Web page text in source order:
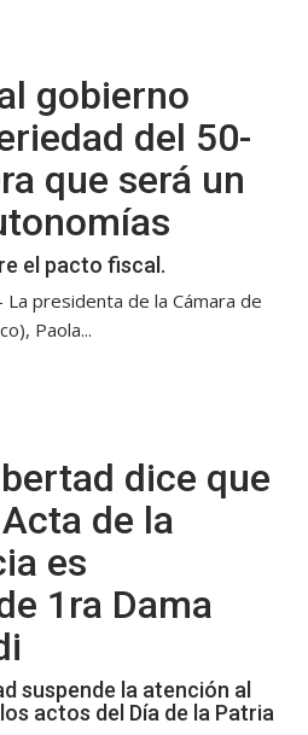
gobierno
del 50-
que será un
el pacto fiscal.
La presidenta de la Cámara de
Paola...
dice que
de la
es
1ra Dama
suspende la atención al
actos del Día de la Patria